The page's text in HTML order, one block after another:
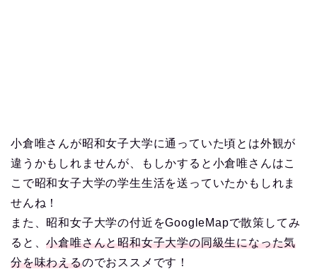
小倉唯さんが昭和女子大学に通っていた頃とは外観が
違うかもしれませんが、もしかすると小倉唯さんはこ
こで昭和女子大学の学生生活を送っていたかもしれま
せんね！
また、昭和女子大学の付近をGoogleMapで散策してみ
ると、小倉唯さんと昭和女子大学の同級生になった気
分を味わえるのでおススメです！